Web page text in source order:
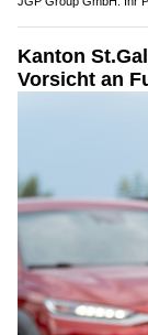
Kanton
Vorsicht an